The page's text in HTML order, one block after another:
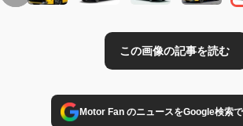
Motor Fan のニュースをGoogle検索